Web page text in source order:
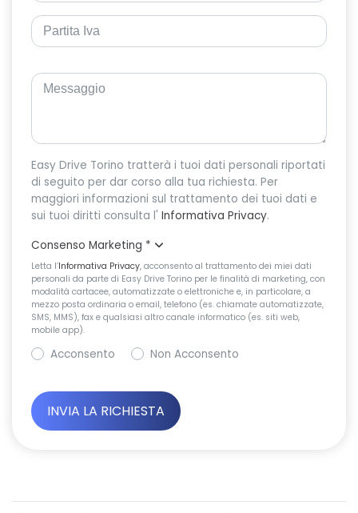
Easy Drive Torino tratterà i tuoi dati personali riportati
di seguito per dar corso alla tua richiesta. Per
maggiori informazioni sul trattamento dei tuoi dati e
sui tuoi diritti consulta l' Informativa Privacy.
Consenso Marketing *
Letta l’Informativa Privacy, acconsento al trattamento dei miei dati
personali da parte di Easy Drive Torino per le finalità di marketing, con
modalità cartacee, automatizzate o elettroniche e, in particolare, a
mezzo posta ordinaria o email, telefono (es. chiamate automatizzate,
SMS, MMS), fax e qualsiasi altro canale informatico (es. siti web,
mobile app).
Acconsento Non Acconsento